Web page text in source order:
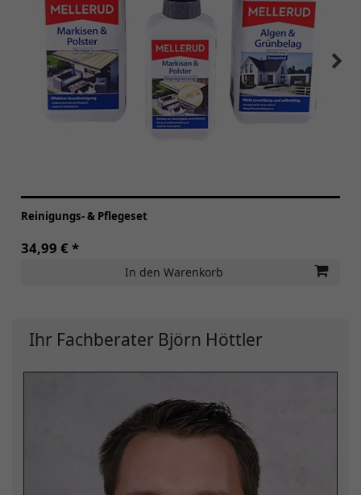
Reinigungs- & Pflegeset
34,99 € *
In den Warenkorb
Ihr Fachberater Björn Höttler